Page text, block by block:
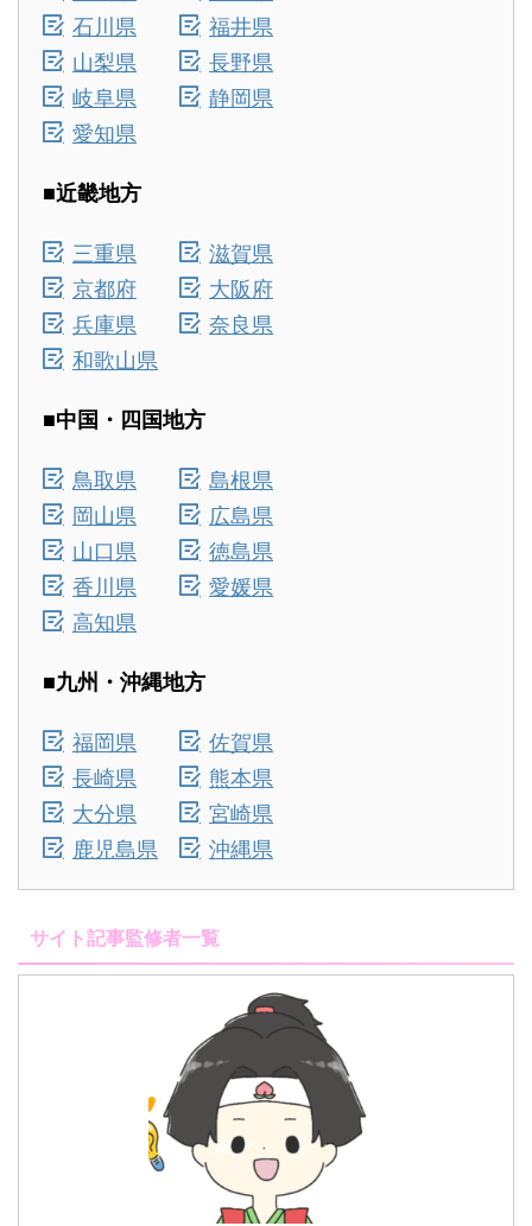
石川県
福井県
山梨県
長野県
岐阜県
静岡県
愛知県
■近畿地方
三重県
滋賀県
京都府
大阪府
兵庫県
奈良県
和歌山県
■中国・四国地方
鳥取県
島根県
岡山県
広島県
山口県
徳島県
香川県
愛媛県
高知県
■九州・沖縄地方
福岡県
佐賀県
長崎県
熊本県
大分県
宮崎県
鹿児島県
沖縄県
サイト記事監修者一覧